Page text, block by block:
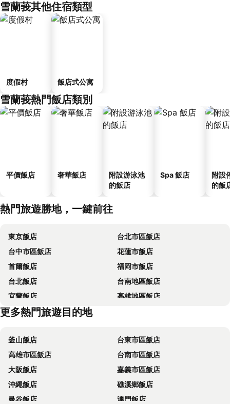
雪蘭莪其他住宿類型
度假村 飯店式公寓
雪蘭莪熱門飯店類別
平價飯店 奢華飯店
附設游泳池
的飯店
Spa 飯店
附設
的飯
熱門旅遊勝地，一鍵前往
東京飯店
台北市區飯店
台中市區飯店
花蓮市飯店
首爾飯店
福岡市飯店
台北飯店
台南地區飯店
宜蘭飯店
高雄地區飯店
台東飯店
更多熱門旅遊目的地
釜山飯店
台東市區飯店
高雄市區飯店
台南市區飯店
大阪飯店
嘉義市區飯店
沖繩飯店
礁溪鄉飯店
曼谷飯店
澳門飯店